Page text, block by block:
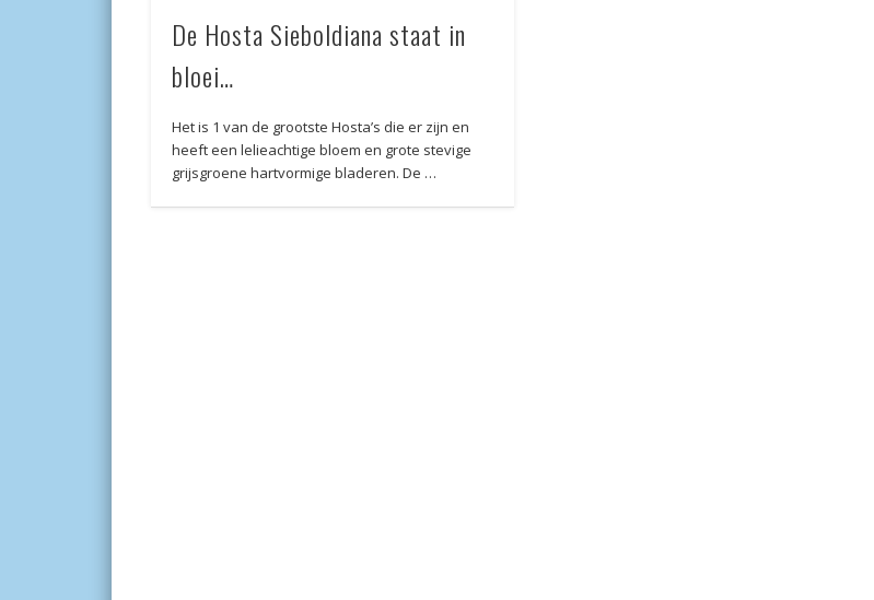
De Hosta Sieboldiana staat in
bloei…
Het is 1 van de grootste Hosta’s die er zijn en
heeft een lelieachtige bloem en grote stevige
grijsgroene hartvormige bladeren. De …